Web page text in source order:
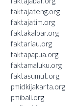
faktajateng.org
faktajatim.org
faktakalbar.org
faktariau.org
faktapapua.org
faktamaluku.org
faktasumut.org
pmidkijakarta.org
pmibali.org